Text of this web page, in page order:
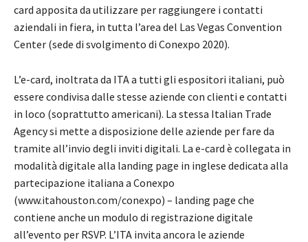
card apposita da utilizzare per raggiungere i contatti
aziendali in fiera, in tutta l’area del Las Vegas Convention
Center (sede di svolgimento di Conexpo 2020).
L’e-card, inoltrata da ITA a tutti gli espositori italiani, può
essere condivisa dalle stesse aziende con clienti e contatti
in loco (soprattutto americani). La stessa Italian Trade
Agency si mette a disposizione delle aziende per fare da
tramite all’invio degli inviti digitali. La e-card è collegata in
modalità digitale alla landing page in inglese dedicata alla
partecipazione italiana a Conexpo
(www.itahouston.com/conexpo) – landing page che
contiene anche un modulo di registrazione digitale
all’evento per RSVP. L’ITA invita ancora le aziende